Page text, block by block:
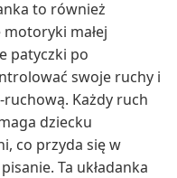
to również
małej
patyczki po
swoje ruchy i
Każdy ruch
dziecku
co przyda się w
Ta układanka